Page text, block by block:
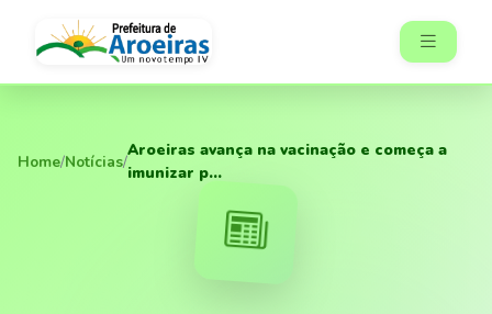
Home/Notícias/
Aroeiras avança na vacinação e começa a
imunizar p...